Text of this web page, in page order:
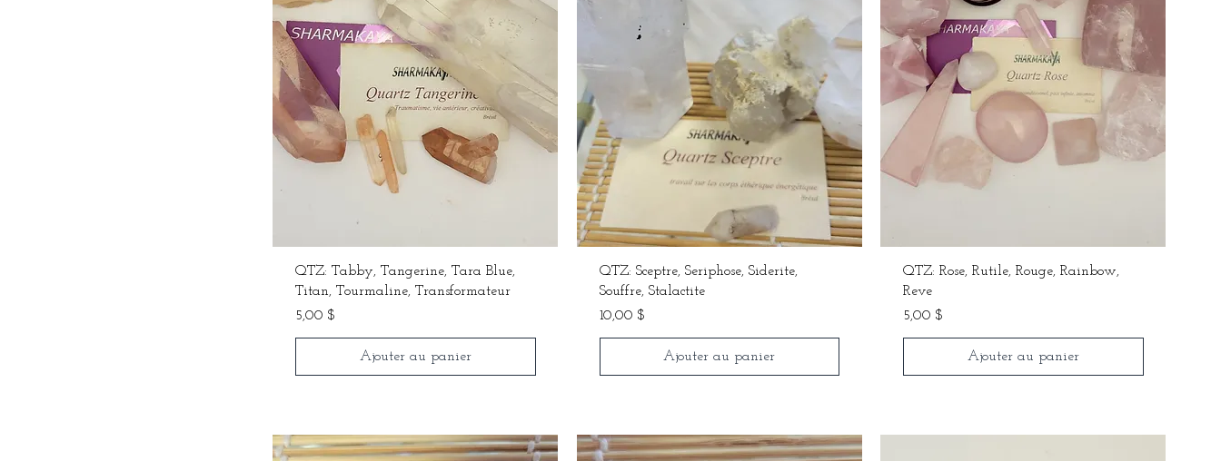
QTZ: Tabby, Tangerine, Tara Blue,
Titan, Tourmaline, Transformateur
Prix
5,00 $
Ajouter au panier
QTZ: Sceptre, Seriphose, Siderite,
Souffre, Stalactite
Prix
10,00 $
Ajouter au panier
QTZ: Rose, Rutile, Rouge, Rainbow,
Reve
Prix
5,00 $
Ajouter au panier